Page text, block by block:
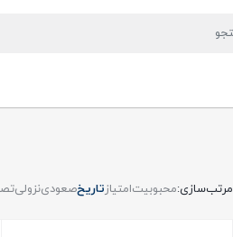
مرتب‌سازی:محبوبیتامتیازتاریخصعودینزولی